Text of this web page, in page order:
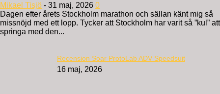
Mikael Tisjö - 31 maj, 2026 0
Dagen efter årets Stockholm marathon och sällan känt mig så
missnöjd med ett lopp. Tycker att Stockholm har varit så ”kul” att
springa med den...
Recension Soar ProtoLab ADV Speedsuit
16 maj, 2026